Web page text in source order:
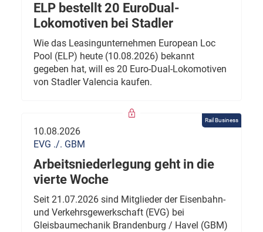
ELP bestellt 20 EuroDual-
Lokomotiven bei Stadler
Wie das Leasingunternehmen European Loc
Pool (ELP) heute (10.08.2026) bekannt
gegeben hat, will es 20 Euro-Dual-Lokomotiven
von Stadler Valencia kaufen.
Rail Business
10.08.2026
EVG ./. GBM
Arbeitsniederlegung geht in die
vierte Woche
Seit 21.07.2026 sind Mitglieder der Eisenbahn-
und Verkehrsgewerkschaft (EVG) bei
Gleisbaumechanik Brandenburg / Havel (GBM)